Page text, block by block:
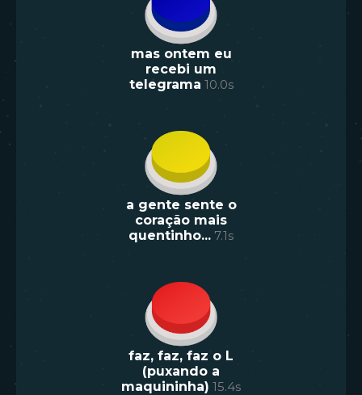
mas ontem eu
recebi um
telegrama 10.0s
a gente sente o
coração mais
quentinho... 7.1s
faz, faz, faz o L
(puxando a
maquininha) 15.4s